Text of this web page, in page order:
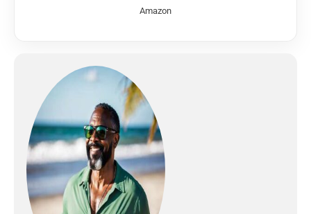
STYLE
Branches larges et
confortables assurant
un ajustement stable et
sécurisé DÉTAILS
LUXUEUX: Construction
en acétate de haute
qualité avec charnières
renforcées pour la
Amazon